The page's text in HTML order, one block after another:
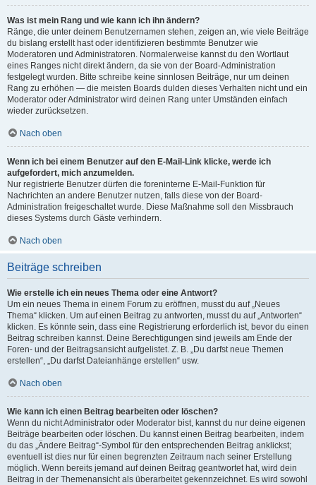
Was ist mein Rang und wie kann ich ihn ändern?
Ränge, die unter deinem Benutzernamen stehen, zeigen an, wie viele Beiträge
du bislang erstellt hast oder identifizieren bestimmte Benutzer wie
Moderatoren und Administratoren. Normalerweise kannst du den Wortlaut
eines Ranges nicht direkt ändern, da sie von der Board-Administration
festgelegt wurden. Bitte schreibe keine sinnlosen Beiträge, nur um deinen
Rang zu erhöhen — die meisten Boards dulden dieses Verhalten nicht und ein
Moderator oder Administrator wird deinen Rang unter Umständen einfach
wieder zurücksetzen.
Nach oben
Wenn ich bei einem Benutzer auf den E-Mail-Link klicke, werde ich
aufgefordert, mich anzumelden.
Nur registrierte Benutzer dürfen die foreninterne E-Mail-Funktion für
Nachrichten an andere Benutzer nutzen, falls diese von der Board-
Administration freigeschaltet wurde. Diese Maßnahme soll den Missbrauch
dieses Systems durch Gäste verhindern.
Nach oben
Beiträge schreiben
Wie erstelle ich ein neues Thema oder eine Antwort?
Um ein neues Thema in einem Forum zu eröffnen, musst du auf „Neues
Thema“ klicken. Um auf einen Beitrag zu antworten, musst du auf „Antworten“
klicken. Es könnte sein, dass eine Registrierung erforderlich ist, bevor du einen
Beitrag schreiben kannst. Deine Berechtigungen sind jeweils am Ende der
Foren- und der Beitragsansicht aufgelistet. Z. B. „Du darfst neue Themen
erstellen“, „Du darfst Dateianhänge erstellen“ usw.
Nach oben
Wie kann ich einen Beitrag bearbeiten oder löschen?
Wenn du nicht Administrator oder Moderator bist, kannst du nur deine eigenen
Beiträge bearbeiten oder löschen. Du kannst einen Beitrag bearbeiten, indem
du das „Ändere Beitrag“-Symbol für den entsprechenden Beitrag anklickst;
eventuell ist dies nur für einen begrenzten Zeitraum nach seiner Erstellung
möglich. Wenn bereits jemand auf deinen Beitrag geantwortet hat, wird dein
Beitrag in der Themenansicht als überarbeitet gekennzeichnet. Es wird sowohl